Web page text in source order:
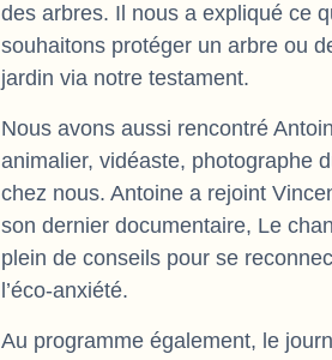
des arbres. Il nous a expliqué ce
souhaitons protéger un arbre ou
jardin via notre testament.
Nous avons aussi rencontré
animalier, vidéaste, photographe
chez nous. Antoine a rejoint
son dernier documentaire, Le
plein de conseils pour se
l’éco-anxiété.
Au programme également, le